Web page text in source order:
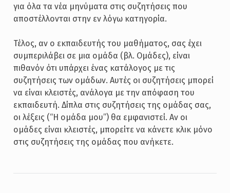
για όλα τα νέα μηνύματα στις συζητήσεις που
αποστέλλονται στην εν λόγω κατηγορία.
Τέλος, αν ο εκπαιδευτής του μαθήματος, σας έχει
συμπεριλάβει σε μια ομάδα (βλ. Ομάδες), είναι
πιθανόν ότι υπάρχει ένας κατάλογος με τις
συζητήσεις των ομάδων. Αυτές οι συζητήσεις μπορεί
να είναι κλειστές, ανάλογα με την απόφαση του
εκπαιδευτή. Δίπλα στις συζητήσεις της ομάδας σας,
οι λέξεις (“Η ομάδα μου”) θα εμφανιστεί. Αν οι
ομάδες είναι κλειστές, μπορείτε να κάνετε κλικ μόνο
στις συζητήσεις της ομάδας που ανήκετε.